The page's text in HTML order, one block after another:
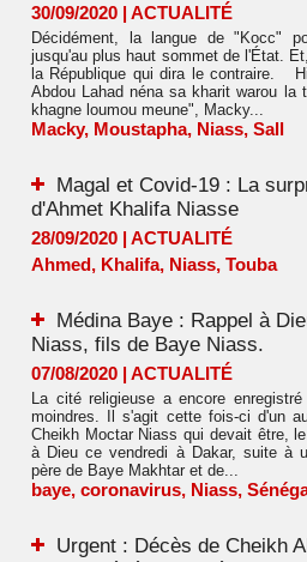
30/09/2020 | ACTUALITÉ
Décidément, la langue de "Kocc"
jusqu'au plus haut sommet de l'État.
la République qui dira le contraire.
Abdou Lahad néna sa kharit warou la
khagne loumou meune", Macky...
Macky, Moustapha, Niass, Sall
Magal et Covid-19 : La
d'Ahmet Khalifa Niasse
28/09/2020 | ACTUALITÉ
Ahmed, Khalifa, Niass, Touba
Médina Baye : Rappel à
Niass, fils de Baye Niass.
07/08/2020 | ACTUALITÉ
La cité religieuse a encore
moindres. Il s'agit cette fois-ci d'un
Cheikh Moctar Niass qui devait être,
à Dieu ce vendredi à Dakar, suite à
père de Baye Makhtar et de...
baye, coronavirus, Niass,
Urgent : Décès de Cheikh